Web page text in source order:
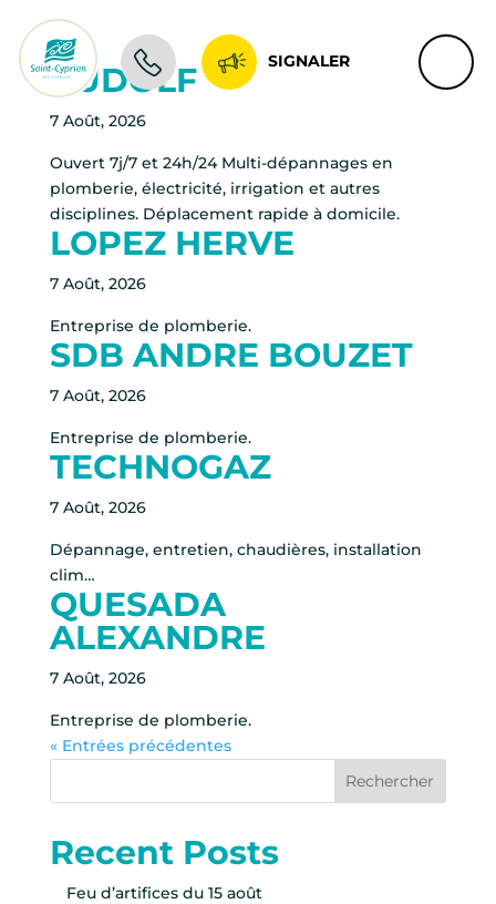
SIGNALER
RUDOLF
7 Août, 2026
Ouvert 7j/7 et 24h/24 Multi-dépannages en
plomberie, électricité, irrigation et autres
disciplines. Déplacement rapide à domicile.
LOPEZ HERVE
7 Août, 2026
Entreprise de plomberie.
SDB ANDRE BOUZET
7 Août, 2026
Entreprise de plomberie.
TECHNOGAZ
7 Août, 2026
Dépannage, entretien, chaudières, installation
clim…
QUESADA
ALEXANDRE
7 Août, 2026
Entreprise de plomberie.
« Entrées précédentes
Rechercher
Recent Posts
Feu d’artifices du 15 août